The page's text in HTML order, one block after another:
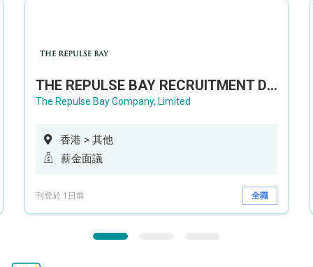
THE REPULSE BAY RECRUITMENT DAY 淺水灣影灣園人才招聘會
The Repulse Bay Company, Limited
香港 > 其他
薪金面議
刊登於 1日前 全職